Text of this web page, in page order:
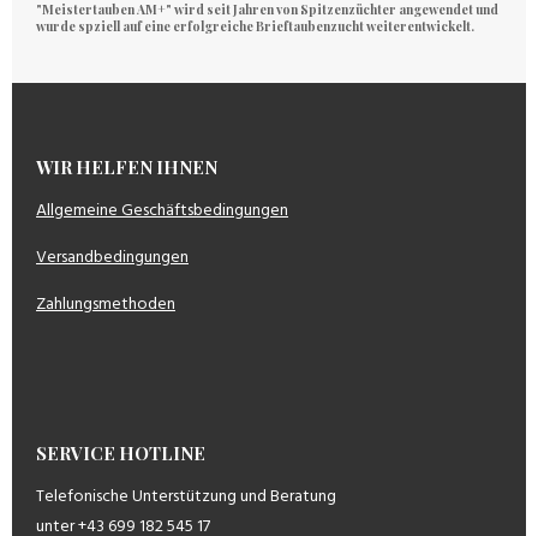
"Meistertauben AM+" wird seit Jahren von Spitzenzüchter angewendet und
wurde spziell auf eine erfolgreiche Brieftaubenzucht weiterentwickelt.
WIR HELFEN IHNEN
Allgemeine Geschäftsbedingungen
Versandbedingungen
Zahlungsmethoden
SERVICE HOTLINE
Telefonische Unterstützung und Beratung
unter +43 699 182 545 17